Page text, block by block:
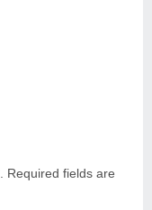
Required fields are